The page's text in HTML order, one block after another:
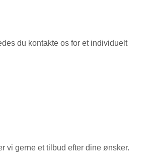
du kontakte os for et individuelt
vi gerne et tilbud efter dine ønsker.